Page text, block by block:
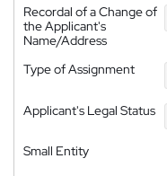
Recordal of a Change of
the Applicant's
Name/Address
Type of Assignment
Applicant's Legal Status
Small Entity